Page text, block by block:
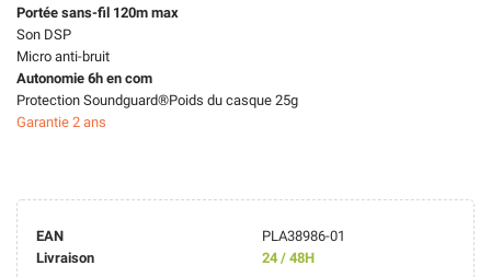
Portée sans-fil 120m max
Son DSP
Micro anti-bruit
Autonomie 6h en com
Protection Soundguard®Poids du casque 25g
Garantie 2 ans
EAN
PLA38986-01
Livraison
24 / 48H